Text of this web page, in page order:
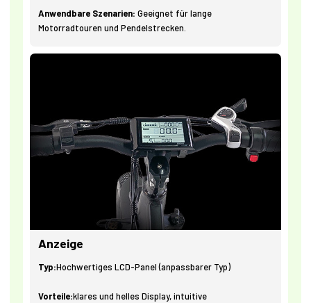
Anwendbare Szenarien: Geeignet für lange
Motorradtouren und Pendelstrecken.
Anzeige
Typ:Hochwertiges LCD-Panel (anpassbarer Typ)
Vorteile:klares und helles Display, intuitive